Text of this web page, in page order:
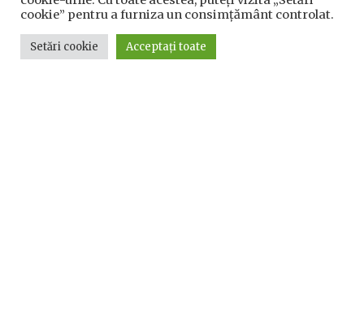
cookie” pentru a furniza un consimțământ controlat.
Setări cookie Acceptați toate